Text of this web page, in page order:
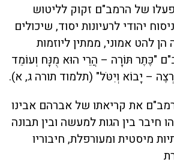
של הרמב"ם זקוק לליטוש
יהודי לרעיונות יסוד, שיכולים
להט אמוני, ממתין ליוזמות
"כֶּתֶר תּוֹרָה – הֲרֵי הוּא מֻנָּח וְעוֹמֵד
– יָבוֹא וְיִטֹּל" (תלמוד תורה ג, א).
את קריאתו של אברהם אבינו
חיבר בין הגות למעשה ובין תבונה
מיסטית ומעורפלת, חיבוריו